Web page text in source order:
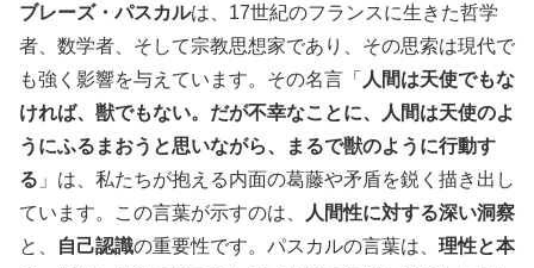
ブレーズ・パスカルは、17世紀のフランスに生きた哲学
者、数学者、そして宗教思想家であり、その思索は現代で
も強く影響を与えています。その名言「 人間は天使でもな
ければ、獣でもない。だが不幸なことに、人間は天使のよ
うにふるまおうと思いながら、まるで獣のように行動す
る 」は、私たちが抱える内面の葛藤や矛盾を鋭く描き出し
ています。この言葉が示すのは、
人間性に対する深い洞察
と、
自己認識の重要性です。パスカルの言葉は、 理性と本